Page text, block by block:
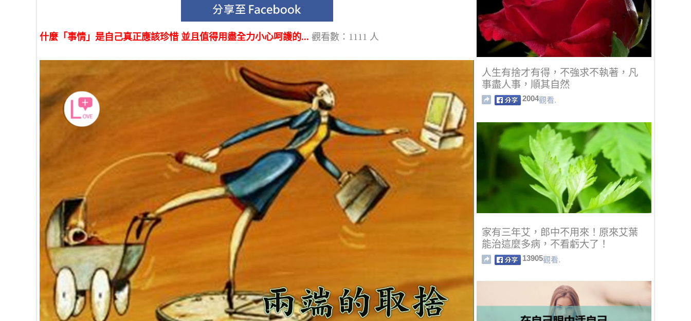
什麼「事情」是自己真正應該珍惜 並且值得用盡全力小心呵護的... 觀看數：1111 人
人生有捨才有得，不強求不執著，凡
事盡人事，順其自然
2004觀看.
家有三年艾，郎中不用來！原來艾葉
能治這麼多病，不看虧大了！
13905觀看.